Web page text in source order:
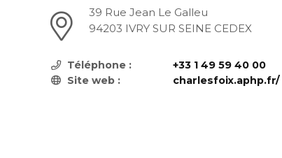
39 Rue Jean Le Galleu
94203 IVRY SUR SEINE CEDEX
Téléphone :
+33 1 49 59 40 00
Site web :
charlesfoix.aphp.fr/